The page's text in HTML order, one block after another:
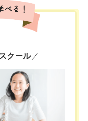
る！
クール／